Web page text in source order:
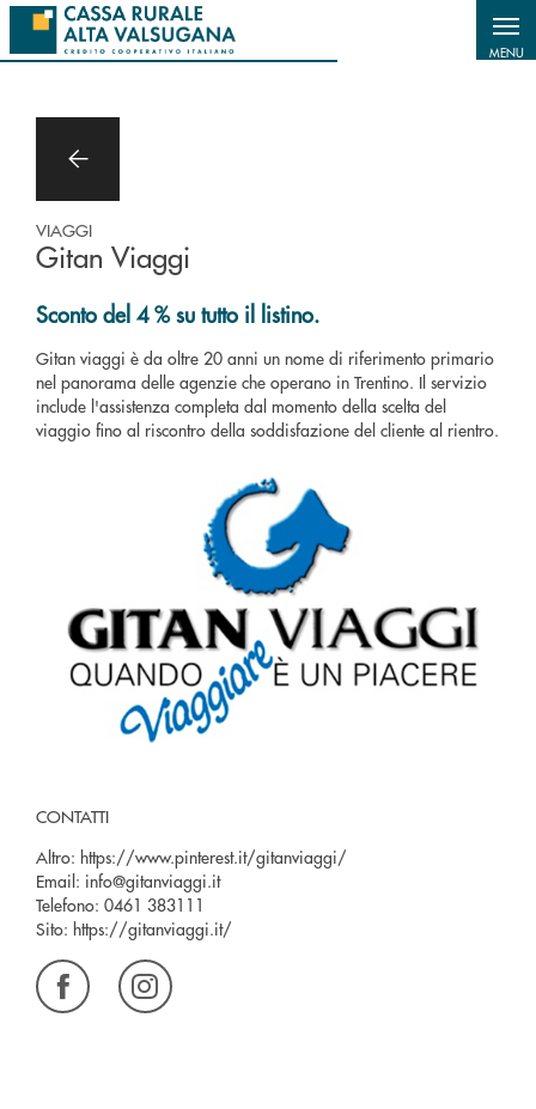
Salta al contenuto principale
MENU
VIAGGI
Gitan Viaggi
Sconto del 4 % su tutto il listino.
Gitan viaggi è da oltre 20 anni un nome di riferimento primario
nel panorama delle agenzie che operano in Trentino. Il servizio
include l'assistenza completa dal momento della scelta del
viaggio fino al riscontro della soddisfazione del cliente al rientro.
CONTATTI
Altro: https://www.pinterest.it/gitanviaggi/
Email: info@gitanviaggi.it
Telefono: 0461 383111
Sito: https://gitanviaggi.it/